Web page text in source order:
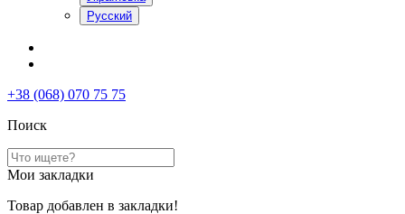
Русский
+38 (068) 070 75 75
Поиск
Мои закладки
Товар добавлен в закладки!